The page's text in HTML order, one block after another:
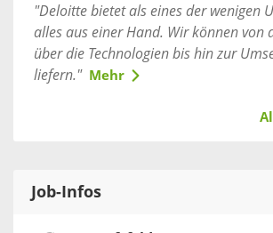
"Deloitte bietet als eines der wenigen
alles aus einer Hand. Wir können von
über die Technologien bis hin zur
liefern." Mehr
Job-Infos